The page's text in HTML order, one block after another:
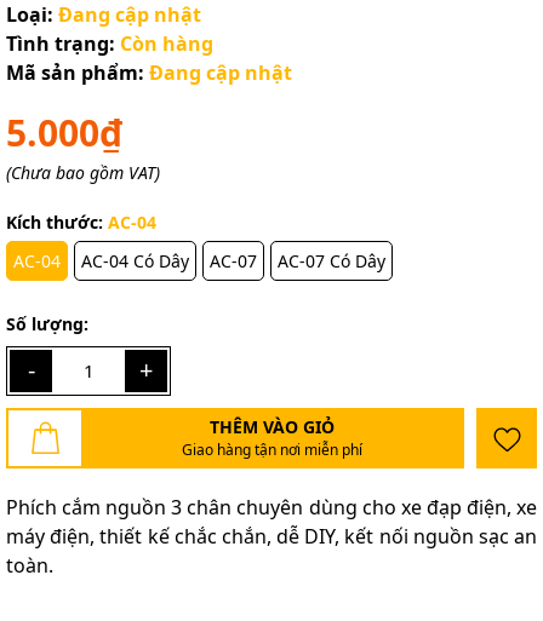
Loại: Đang cập nhật
Tình trạng: Còn hàng
Mã sản phẩm: Đang cập nhật
5.000₫
(Chưa bao gồm VAT)
Kích thước: AC-04
AC-04
AC-04 Có Dây AC-07 AC-07 Có Dây
Số lượng:
- +
THÊM VÀO GIỎ
Giao hàng tận nơi miễn phí
Phích cắm nguồn 3 chân chuyên dùng cho xe đạp điện, xe
máy điện, thiết kế chắc chắn, dễ DIY, kết nối nguồn sạc an
toàn.